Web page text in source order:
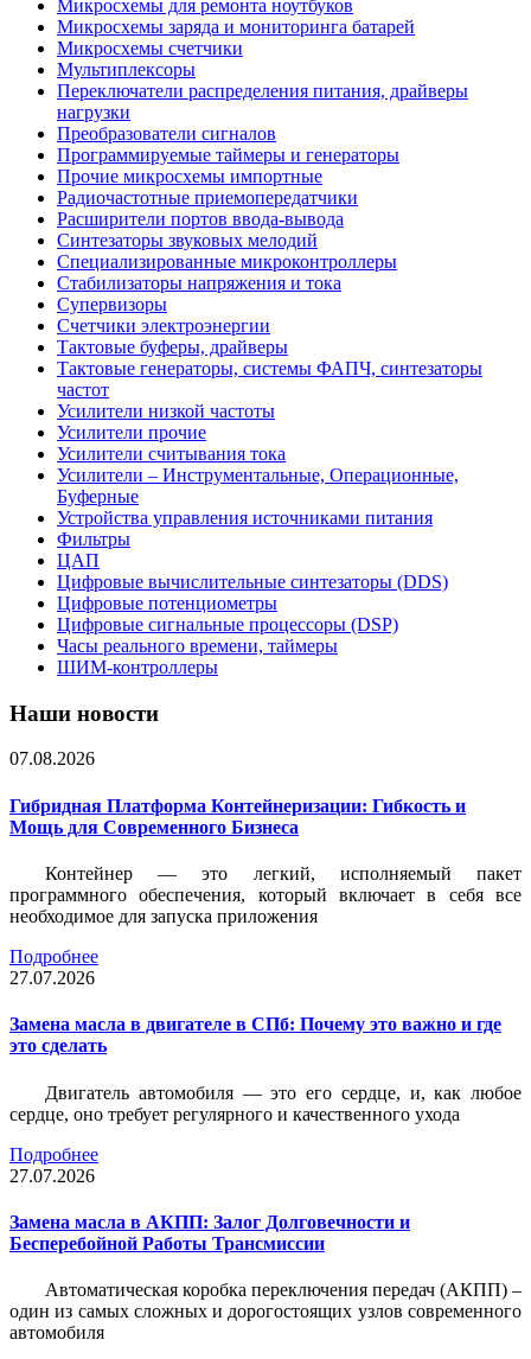
Микросхемы для ремонта ноутбуков
Микросхемы заряда и мониторинга батарей
Микросхемы счетчики
Мультиплексоры
Переключатели распределения питания, драйверы
нагрузки
Преобразователи сигналов
Программируемые таймеры и генераторы
Прочие микросхемы импортные
Радиочастотные приемопередатчики
Расширители портов ввода-вывода
Синтезаторы звуковых мелодий
Специализированные микроконтроллеры
Стабилизаторы напряжения и тока
Супервизоры
Счетчики электроэнергии
Тактовые буферы, драйверы
Тактовые генераторы, системы ФАПЧ, синтезаторы
частот
Усилители низкой частоты
Усилители прочие
Усилители считывания тока
Усилители – Инструментальные, Операционные,
Буферные
Устройства управления источниками питания
Фильтры
ЦАП
Цифровые вычислительные синтезаторы (DDS)
Цифровые потенциометры
Цифровые сигнальные процессоры (DSP)
Часы реального времени, таймеры
ШИМ-контроллеры
Наши новости
07.08.2026
Гибридная Платформа Контейнеризации: Гибкость и
Мощь для Современного Бизнеса
Контейнер — это легкий, исполняемый пакет
программного обеспечения, который включает в себя все
необходимое для запуска приложения
Подробнее
27.07.2026
Замена масла в двигателе в СПб: Почему это важно и где
это сделать
Двигатель автомобиля — это его сердце, и, как любое
сердце, оно требует регулярного и качественного ухода
Подробнее
27.07.2026
Замена масла в АКПП: Залог Долговечности и
Бесперебойной Работы Трансмиссии
Автоматическая коробка переключения передач (АКПП) –
один из самых сложных и дорогостоящих узлов современного
автомобиля